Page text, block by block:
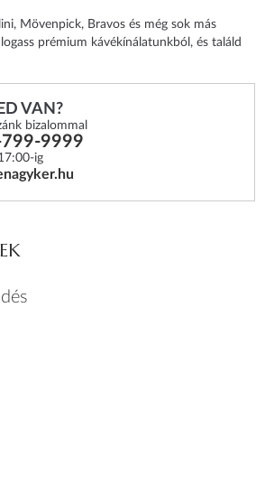
Mövenpick, Bravos és még sok más
prémium kávékínálatunkból, és találd
VAN?
bizalommal
9999
ig